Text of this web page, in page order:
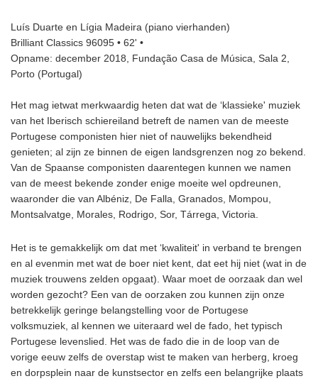
Luís Duarte en Lígia Madeira (piano vierhanden)
Brilliant Classics 96095 • 62' •
Opname: december 2018, Fundação Casa de Música, Sala 2,
Porto (Portugal)
Het mag ietwat merkwaardig heten dat wat de ‘klassieke' muziek
van het Iberisch schiereiland betreft de namen van de meeste
Portugese componisten hier niet of nauwelijks bekendheid
genieten; al zijn ze binnen de eigen landsgrenzen nog zo bekend.
Van de Spaanse componisten daarentegen kunnen we namen
van de meest bekende zonder enige moeite wel opdreunen,
waaronder die van Albéniz, De Falla, Granados, Mompou,
Montsalvatge, Morales, Rodrigo, Sor, Tárrega, Victoria.
Het is te gemakkelijk om dat met ‘kwaliteit' in verband te brengen
en al evenmin met wat de boer niet kent, dat eet hij niet (wat in de
muziek trouwens zelden opgaat). Waar moet de oorzaak dan wel
worden gezocht? Een van de oorzaken zou kunnen zijn onze
betrekkelijk geringe belangstelling voor de Portugese
volksmuziek, al kennen we uiteraard wel de fado, het typisch
Portugese levenslied. Het was de fado die in de loop van de
vorige eeuw zelfs de overstap wist te maken van herberg, kroeg
en dorpsplein naar de kunstsector en zelfs een belangrijke plaats